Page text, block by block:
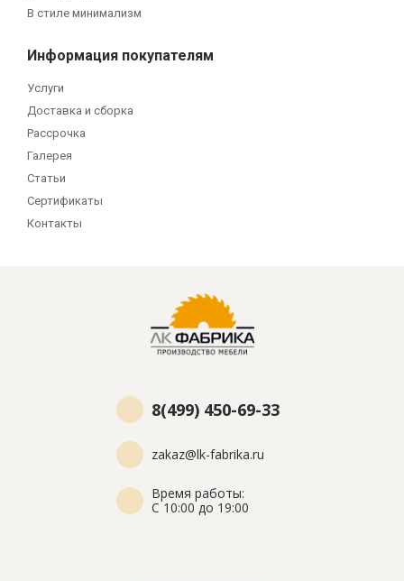
В стиле минимализм
Информация покупателям
Услуги
Доставка и сборка
Рассрочка
Галерея
Статьи
Сертификаты
Контакты
8(499) 450-69-33
zakaz@lk-fabrika.ru
Время работы:
С 10:00 до 19:00